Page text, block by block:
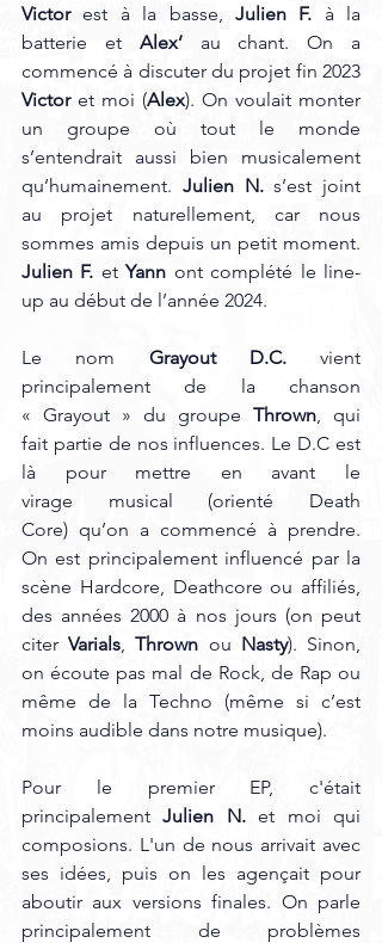
Victor est à la basse, Julien F. à la
batterie et Alex’ au chant. On a
Victor et moi (Alex). On voulait monter
un groupe où tout le monde
s’entendrait aussi bien musicalement
qu’humainement. Julien N. s’est joint
au projet naturellement, car nous
Julien F. et Yann ont complété le line-
up au début de l’année 2024.
Le nom Grayout D.C. vient
principalement de la chanson
« Grayout » du groupe Thrown , qui
fait partie de nos influences. Le D.C est
là pour mettre en avant le
virage musical (orienté Death
Core) qu’on a commencé à prendre.
On est principalement influencé par la
scène Hardcore, Deathcore ou affiliés,
des années 2000 à nos jours (on peut
citer Varials , Thrown ou Nasty). Sinon,
on écoute pas mal de Rock, de Rap ou
même de la Techno (même si c’est
moins audible dans notre musique).
Pour le premier EP, c'était
principalement Julien N. et moi qui
composions. L'un de nous arrivait avec
ses idées, puis on les agençait pour
aboutir aux versions finales. On parle
principalement de problèmes